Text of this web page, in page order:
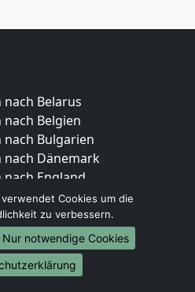
Belarus
Belgien
nach Bulgarien
nach Dänemark
England
nach Portugal
nach Bosnien
nach Irland
nach Lettland
Cookies um die
zu verbessern.
Nur notwendige Cookies